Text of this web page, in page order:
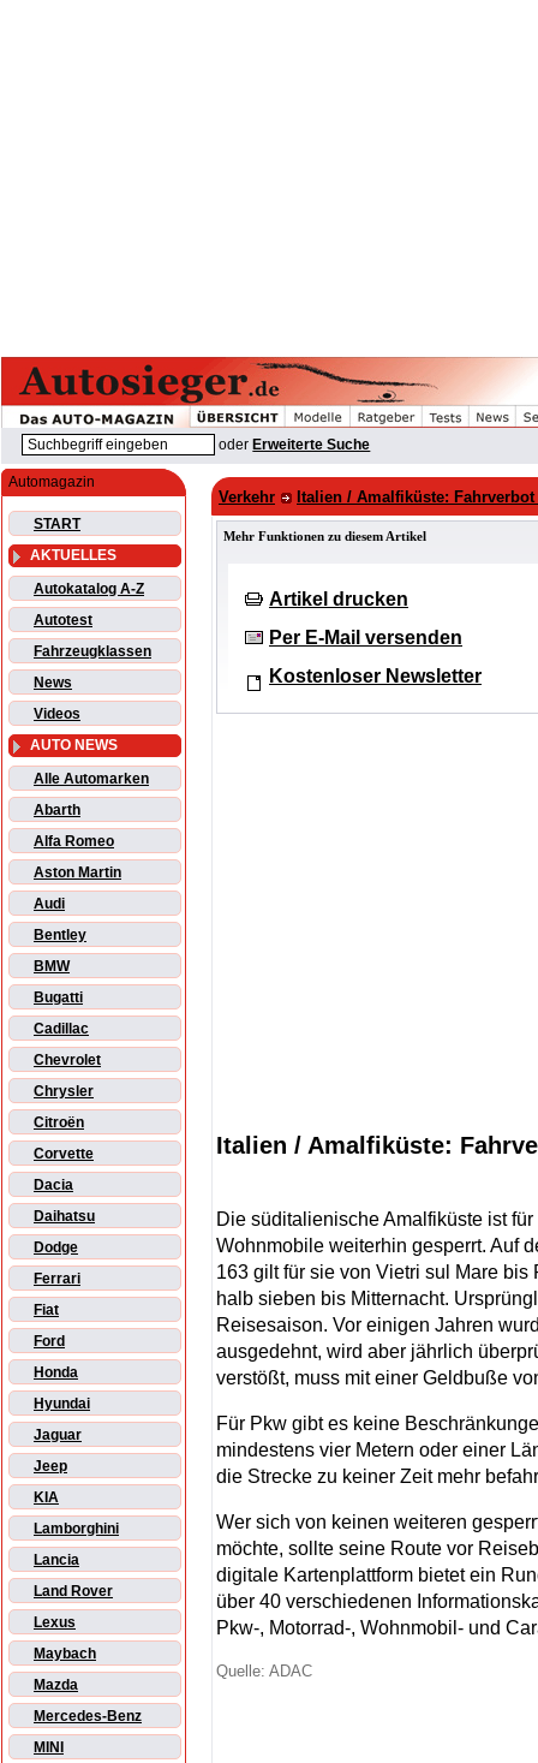
oder Erweiterte Suche
Automagazin
START
AKTUELLES
Autokatalog A-Z
Autotest
Fahrzeugklassen
News
Videos
AUTO NEWS
Alle Automarken
Abarth
Alfa Romeo
Aston Martin
Audi
Bentley
BMW
Bugatti
Cadillac
Chevrolet
Chrysler
Citroën
Corvette
Dacia
Daihatsu
Dodge
Ferrari
Fiat
Ford
Honda
Hyundai
Jaguar
Jeep
KIA
Lamborghini
Lancia
Land Rover
Lexus
Maybach
Mazda
Mercedes-Benz
MINI
Verkehr Italien / Amalfiküste:
Mehr Funktionen zu diesem Artikel
Artikel drucken
Per E-Mail versenden
Kostenloser Newsletter
Italien / Amalfiküste:
Die süditalienische Amalfiküste ist
Wohnmobile weiterhin gesperrt. Auf
163 gilt für sie von Vietri sul Mare
halb sieben bis Mitternacht.
Reisesaison. Vor einigen Jahren
ausgedehnt, wird aber jährlich
verstößt, muss mit einer Geldbuße
Für Pkw gibt es keine
mindestens vier Metern oder einer
die Strecke zu keiner Zeit mehr
Wer sich von keinen weiteren
möchte, sollte seine Route vor
digitale Kartenplattform bietet ein
über 40 verschiedenen
Pkw-, Motorrad-, Wohnmobil- und
Quelle: ADAC